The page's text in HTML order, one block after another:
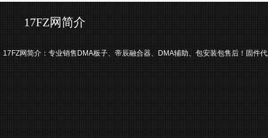
17FZ网简介
17FZ网简介：专业销售DMA板子、帝辰融合器、DMA辅助、包安装包售后！固件